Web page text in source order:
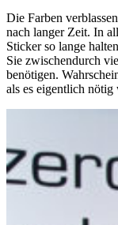
Die Farben
nach langer Zeit. In
Sticker so lange
Sie zwischendurch
benötigen.
als es eigentlich nötig